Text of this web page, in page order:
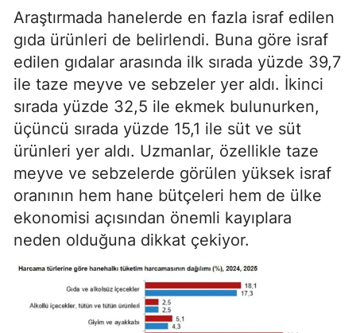
Araştırmada hanelerde en fazla israf edilen
gıda ürünleri de belirlendi. Buna göre israf
edilen gıdalar arasında ilk sırada yüzde 39,7
ile taze meyve ve sebzeler yer aldı. İkinci
sırada yüzde 32,5 ile ekmek bulunurken,
üçüncü sırada yüzde 15,1 ile süt ve süt
ürünleri yer aldı. Uzmanlar, özellikle taze
meyve ve sebzelerde görülen yüksek israf
oranının hem hane bütçeleri hem de ülke
ekonomisi açısından önemli kayıplara
neden olduğuna dikkat çekiyor.